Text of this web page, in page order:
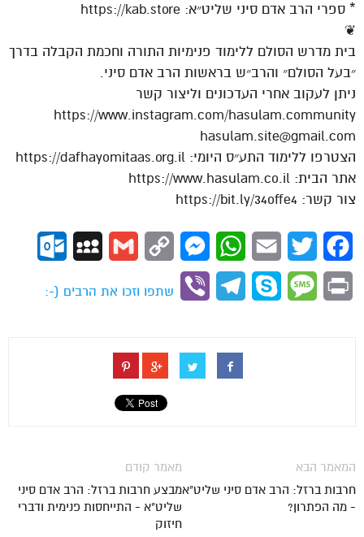
* ספרי הרב אדם סיני שליט״א: https://kab.store
❦
בית מדרש הסולם ללימוד פנימיות התורה וחכמת הקבלה בדרך
״בעל הסולם״ והרב״ש בראשות הרב אדם סיני.
ניתן לעקוב אחרי העדכונים וליצור קשר
https://www.instagram.com/hasulam.community
hasulam.site@gmail.com
הצטרפו ללימוד התע״ס היומי: https://dafhayomitaas.org.il
אתר הבית: https://www.hasulam.co.il
צור קשר: https://bit.ly/34offe4
Facebook
Twitter
Email
WhatsApp
Messenger
Copy
Gmail
MySpace
Print
Message
Skype
Telegram
Viber
שתפו וזכו את הרבים (-:
מאמר קודם
מבצע חרבות ברזל: הרב אדם סיני
שליט"א - התייחסות פנימית ודברי
חיזוק
המאמר הבא
חרבות ברזל: הרב אדם סיני שליט"א
- מה הפתרון?